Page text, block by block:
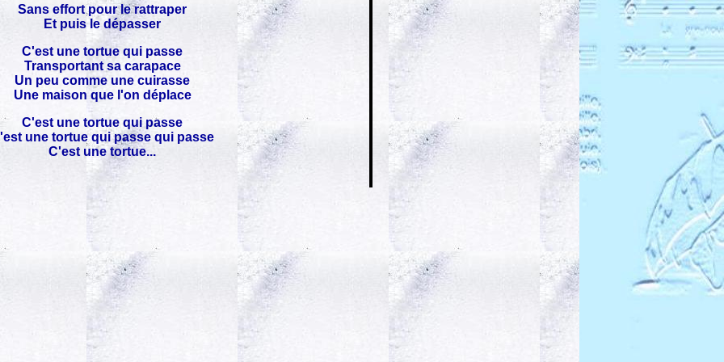
Sans effort pour le rattraper
Et puis le dépasser
C'est une tortue qui passe
Transportant sa carapace
Un peu comme une cuirasse
Une maison que l'on déplace
C'est une tortue qui passe
une tortue qui passe qui passe
C'est une tortue...